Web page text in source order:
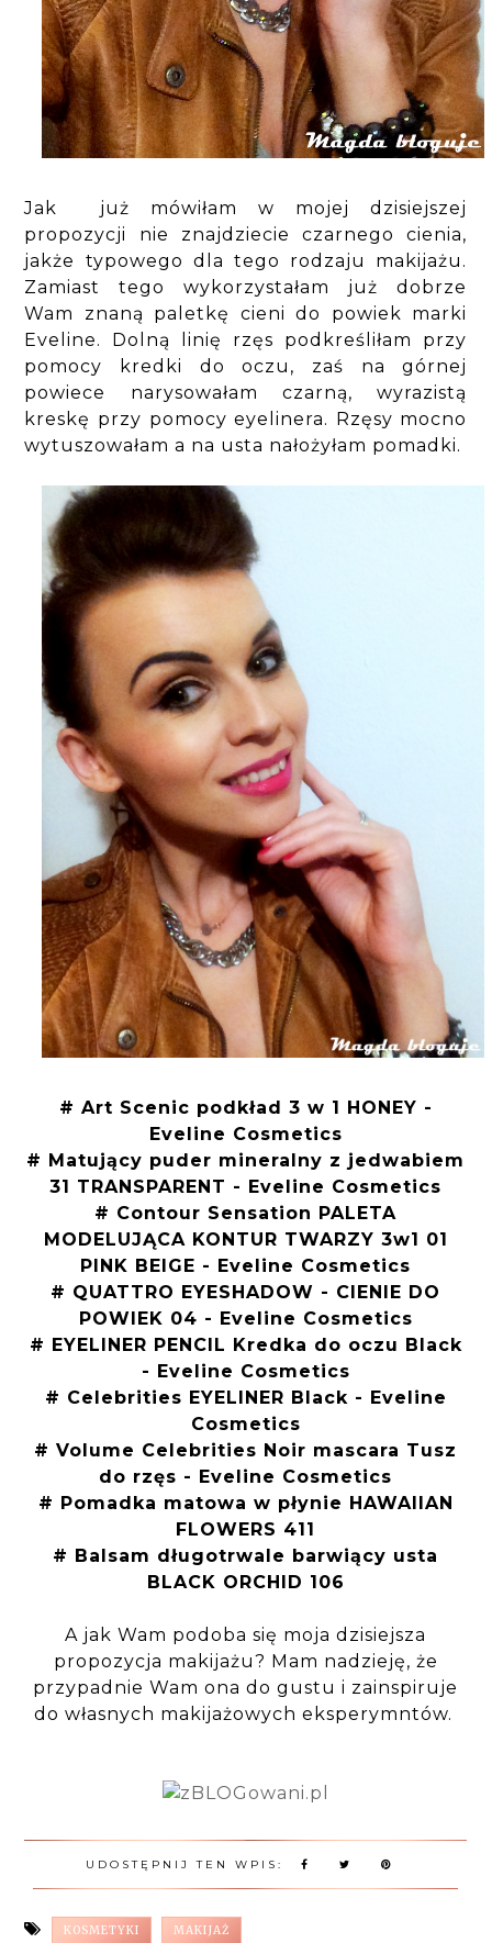
Jak już mówiłam w mojej dzisiejszej
propozycji nie znajdziecie czarnego cienia,
jakże typowego dla tego rodzaju makijażu.
Zamiast tego wykorzystałam już dobrze
Wam znaną paletkę cieni do powiek marki
Eveline. Dolną linię rzęs podkreśliłam przy
pomocy kredki do oczu, zaś na górnej
powiece narysowałam czarną, wyrazistą
kreskę przy pomocy eyelinera. Rzęsy mocno
wytuszowałam a na usta nałożyłam pomadki.
# Art Scenic podkład 3 w 1 HONEY -
Eveline Cosmetics
# Matujący puder mineralny z jedwabiem
31 TRANSPARENT - Eveline Cosmetics
# Contour Sensation PALETA
MODELUJĄCA KONTUR TWARZY 3w1 01
PINK BEIGE - Eveline Cosmetics
# QUATTRO EYESHADOW - CIENIE DO
POWIEK 04 - Eveline Cosmetics
# EYELINER PENCIL Kredka do oczu Black
- Eveline Cosmetics
# Celebrities EYELINER Black - Eveline
Cosmetics
# Volume Celebrities Noir mascara Tusz
do rzęs - Eveline Cosmetics
# Pomadka matowa w płynie HAWAIIAN
FLOWERS 411
# Balsam długotrwale barwiący usta
BLACK ORCHID 106
A jak Wam podoba się moja dzisiejsza
propozycja makijażu? Mam nadzieję, że
przypadnie Wam ona do gustu i zainspiruje
do własnych makijażowych eksperymntów.
UDOSTĘPNIJ TEN WPIS:
KOSMETYKI MAKIJAŻ